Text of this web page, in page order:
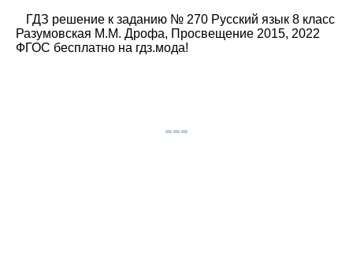
ГДЗ решение к заданию № 270 Русский язык 8 класс
Разумовская М.М. Дрофа, Просвещение 2015, 2022
ФГОС бесплатно на гдз.мода!